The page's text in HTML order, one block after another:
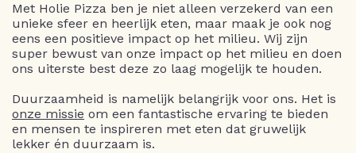
Met Holie Pizza ben je niet alleen verzekerd van een
unieke sfeer en heerlijk eten, maar maak je ook nog
eens een positieve impact op het milieu. Wij zijn
super bewust van onze impact op het milieu en doen
ons uiterste best deze zo laag mogelijk te houden.
Duurzaamheid is namelijk belangrijk voor ons. Het is
onze missie om een fantastische ervaring te bieden
en mensen te inspireren met eten dat gruwelijk
lekker én duurzaam is.